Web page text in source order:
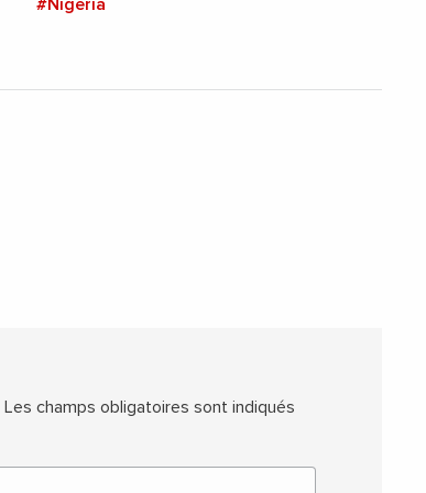
#Nigeria
Les champs obligatoires sont indiqués